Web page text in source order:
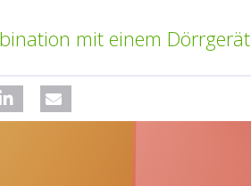
mit einem Dörrgerät